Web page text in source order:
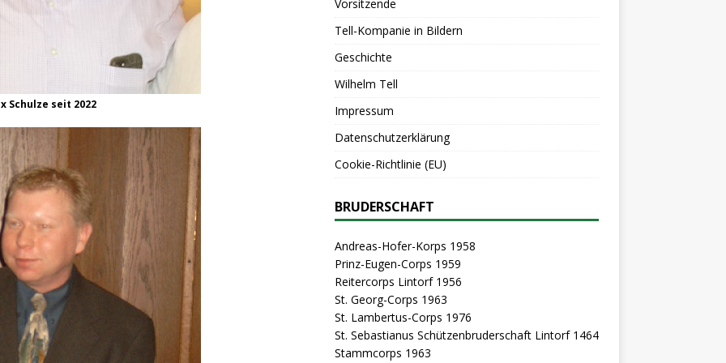
Schulze seit 2022
Vorsitzende
Tell-Kompanie in Bildern
Geschichte
Wilhelm Tell
Impressum
Datenschutzerklärung
Cookie-Richtlinie (EU)
BRUDERSCHAFT
Andreas-Hofer-Korps 1958
Prinz-Eugen-Corps 1959
Reitercorps Lintorf 1956
St. Georg-Corps 1963
St. Lambertus-Corps 1976
St. Sebastianus Schützenbruderschaft Lintorf 1464
Stammcorps 1963